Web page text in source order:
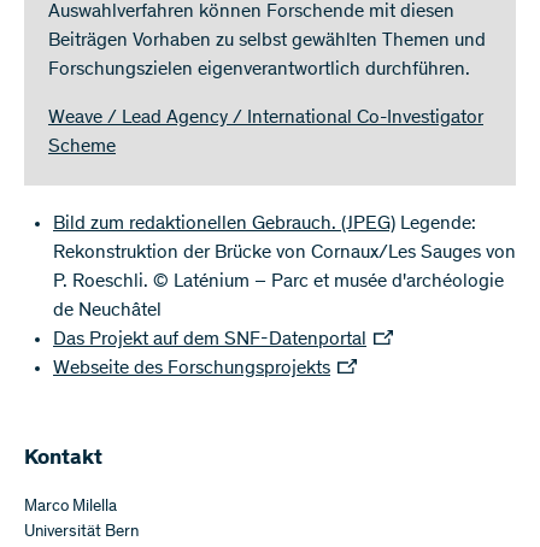
Auswahlverfahren können Forschende mit diesen
Beiträgen Vorhaben zu selbst gewählten Themen und
Forschungszielen eigenverantwortlich durchführen.
Weave / Lead Agency / International Co-Investigator
Scheme
Bild zum redaktionellen Gebrauch. (JPEG) Legende:
Rekonstruktion der Brücke von Cornaux/Les Sauges von
P. Roeschli. © Laténium – Parc et musée d'archéologie
de Neuchâtel
Das Projekt auf dem SNF-Datenportal
Webseite des Forschungsprojekts
Kontakt
Marco Milella
Universität Bern